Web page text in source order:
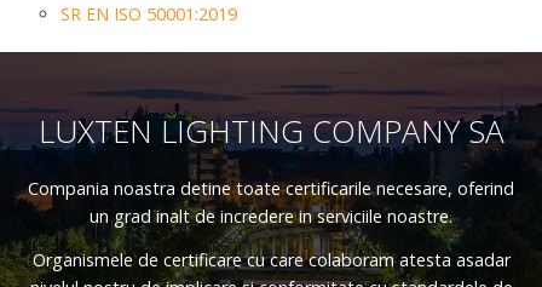
SR EN ISO 50001:2019
LUXTEN LIGHTING COMPANY SA
Compania noastra detine toate certificarile necesare, oferind
un grad inalt de incredere in serviciile noastre.
Organismele de certificare cu care colaboram atesta asadar